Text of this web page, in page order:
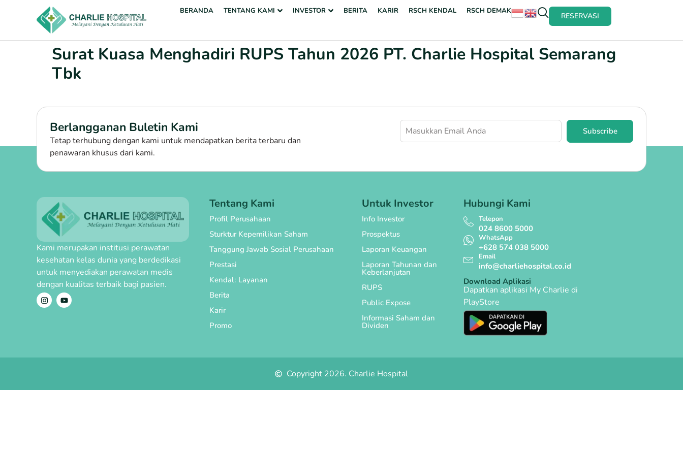
BERANDA TENTANG KAMI INVESTOR BERITA KARIR RSCH KENDAL RSCH DEMAK
RESERVASI
Surat Kuasa Menghadiri RUPS Tahun 2026 PT. Charlie Hospital Semarang
Tbk
Berlangganan Buletin Kami
Tetap terhubung dengan kami untuk mendapatkan berita terbaru dan
penawaran khusus dari kami.
Subscribe
Kami merupakan institusi perawatan
kesehatan kelas dunia yang berdedikasi
untuk menyediakan perawatan medis
dengan kualitas terbaik bagi pasien.
Tentang Kami
Profil Perusahaan
Sturktur Kepemilikan Saham
Tanggung Jawab Sosial Perusahaan
Prestasi
Kendal: Layanan
Berita
Karir
Promo
Untuk Investor
Info Investor
Prospektus
Laporan Keuangan
Laporan Tahunan dan
Keberlanjutan
RUPS
Public Expose
Informasi Saham dan
Dividen
Hubungi Kami
Telepon
024 8600 5000
WhatsApp
+628 574 038 5000
Email
info@charliehospital.co.id
Download Aplikasi
Dapatkan aplikasi My Charlie di
PlayStore
Copyright 2026. Charlie Hospital